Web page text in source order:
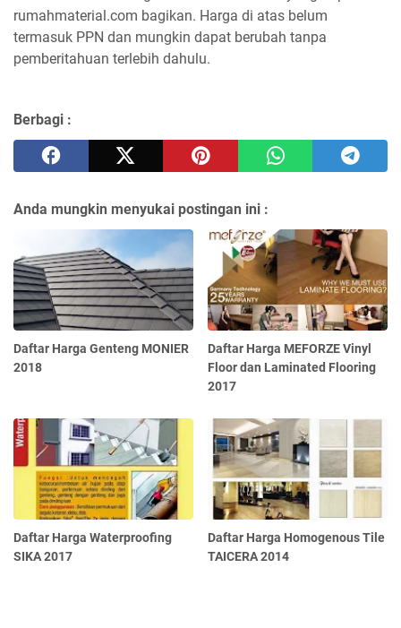
rumahmaterial.com bagikan. Harga di atas belum
termasuk PPN dan mungkin dapat berubah tanpa
pemberitahuan terlebih dahulu.
Berbagi :
Anda mungkin menyukai postingan ini :
Daftar Harga Genteng MONIER
2018
Daftar Harga MEFORZE Vinyl
Floor dan Laminated Flooring
2017
Daftar Harga Waterproofing
SIKA 2017
Daftar Harga Homogenous Tile
TAICERA 2014